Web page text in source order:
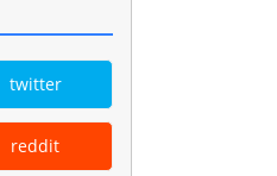
twitter
reddit